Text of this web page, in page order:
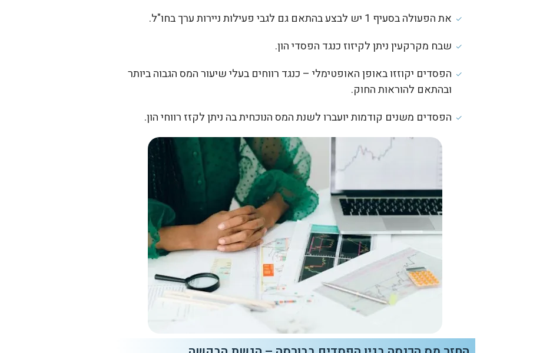
את הפעולה בסעיף 1 יש לבצע בהתאם גם לגבי פעילות ניירות ערך בחו"ל.
שבח מקרקעין ניתן לקיזוז כנגד הפסדי הון.
הפסדים יקוזזו באופן האופטימלי – כנגד רווחים בעלי שיעור המס הגבוה ביותר
ובהתאם להוראות החוק.
הפסדים משנים קודמות יועברו לשנת המס הנוכחית בה ניתן לקזז רווחי הון.